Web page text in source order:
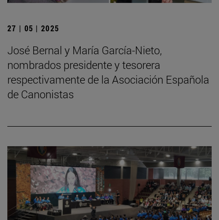
27 | 05 | 2025
José Bernal y María García-Nieto,
nombrados presidente y tesorera
respectivamente de la Asociación Española
de Canonistas